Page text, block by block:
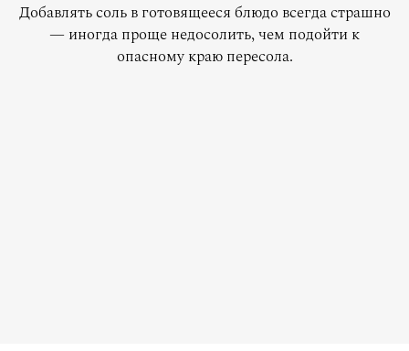
Добавлять соль в готовящееся блюдо всегда страшно
— иногда проще недосолить, чем подойти к
опасному краю пересола.